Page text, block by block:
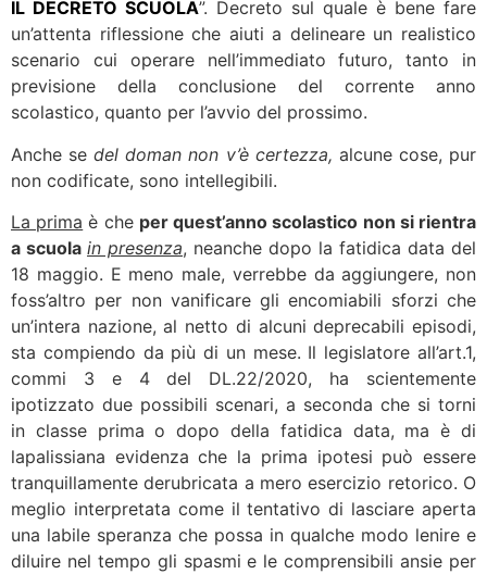
IL DECRETO SCUOLA”. Decreto sul quale è bene fare
un’attenta riflessione che aiuti a delineare un realistico
scenario cui operare nell’immediato futuro, tanto in
previsione della conclusione del corrente anno
scolastico, quanto per l’avvio del prossimo.
Anche sedel doman non v’è certezza, alcune cose, pur
non codificate, sono intellegibili.
La prima è che per quest’anno scolastico non si rientra
a scuola in presenza, neanche dopo la fatidica data del
18 maggio. E meno male, verrebbe da aggiungere, non
foss’altro per non vanificare gli encomiabili sforzi che
un’intera nazione, al netto di alcuni deprecabili episodi,
sta compiendo da più di un mese. Il legislatore all’art.1,
commi 3 e 4 del DL.22/2020, ha scientemente
ipotizzato due possibili scenari, a seconda che si torni
in classe prima o dopo della fatidica data, ma è di
lapalissiana evidenza che la prima ipotesi può essere
tranquillamente derubricata a mero esercizio retorico. O
meglio interpretata come il tentativo di lasciare aperta
una labile speranza che possa in qualche modo lenire e
diluire nel tempo gli spasmi e le comprensibili ansie per